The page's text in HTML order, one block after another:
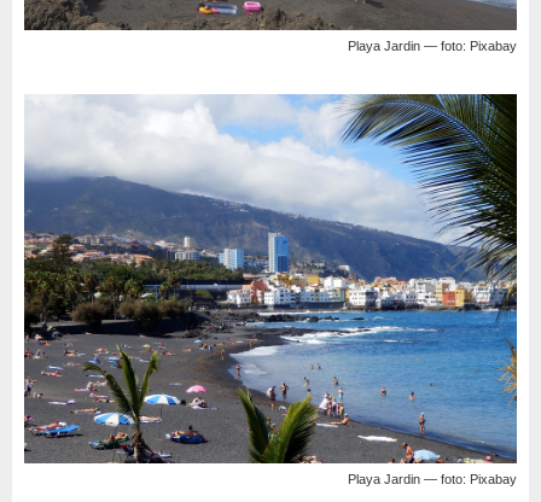
Playa Jardin — foto: Pixabay
Playa Jardin — foto: Pixabay